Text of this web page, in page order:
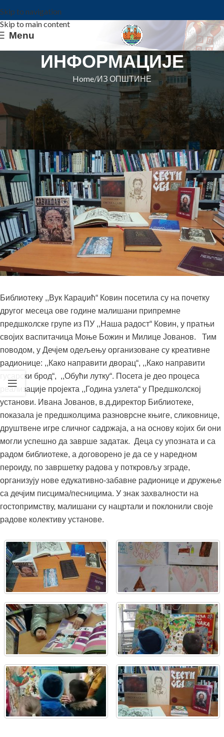
Skip to navigation
Skip to main content
Menu
ИНФОРМАЦИЈЕ
Home ИЗ ОПШТИНЕ
ИЗ ОПШТИНЕ
АКТУЕЛНОСТИ ИЗ КОВИНСКЕ
БИБЛИОТЕКЕ
Општина КовинOn 2. februar 2022.
Библиотеку ,,Вук Караџић“ Ковин посетила су на почетку
другог месеца ове године малишани припремне
предшколске групе из ПУ ,,Наша радост“ Ковин, у пратњи
својих васпитачица Моње Божин и Милице Јованов. Тим
поводом, у Дечјем одељењу организоване су креативне
радионице: ,,Како направити дворац“, ,,Како направити
гусарски брод“, ,,Обући лутку“. Посета је део процеса
реализације пројекта ,,Година узлета“ у Предшколској
установи. Ивана Јованов, в.д.директор Библиотеке,
показала је предшколцима разноврсне књиге, сликовнице,
друштвене игре сличног садржаја, а на основу којих би они
могли успешно да заврше задатак. Деца су упозната и са
радом библиотеке, а договорено је да се у наредном
пероиду, по завршетку радова у поткровљу зграде,
организују нове едукативно-забавне радионице и дружење
са дечјим писцима/песницима. У знак захвалности на
гостопримству, малишани су нацртали и поклонили своје
радове колективу установе.